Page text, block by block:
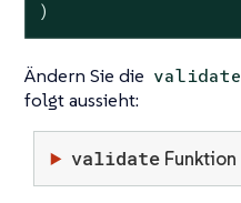
)
Ändern Sie die validate
folgt aussieht:
validateFunktion